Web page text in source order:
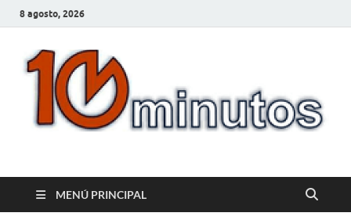
8 agosto, 2026
10minutos.com.uy
MENÚ PRINCIPAL